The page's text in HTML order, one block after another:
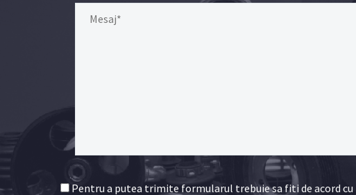
Pentru a putea trimite formularul trebuie sa fiti de acord